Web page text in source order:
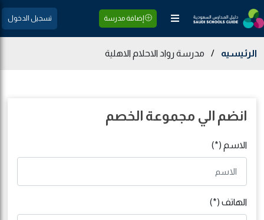
إضافة مدرسة تسجيل الدخول
الرئيسيه / مدرسة رواد الاحلام الاهلية
انضم الي مجموعة الخصم
الاسم (*)
الهاتف (*)